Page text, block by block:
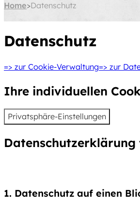
Home Datenschutz
Datenschutz
=> zur Cookie-Verwaltung=> zur
Ihre individuellen
Privatsphäre-Einstellungen
Datenschutz­erklärung
1. Datenschutz auf einen